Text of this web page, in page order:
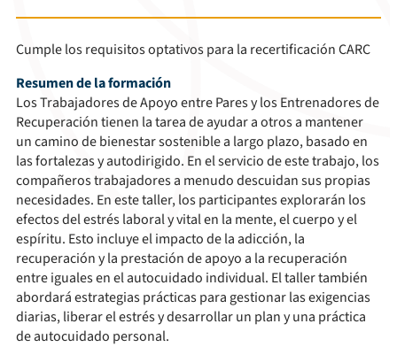
Cumple los requisitos optativos para la recertificación CARC
Resumen de la formación
Los Trabajadores de Apoyo entre Pares y los Entrenadores de
Recuperación tienen la tarea de ayudar a otros a mantener
un camino de bienestar sostenible a largo plazo, basado en
las fortalezas y autodirigido. En el servicio de este trabajo, los
compañeros trabajadores a menudo descuidan sus propias
necesidades. En este taller, los participantes explorarán los
efectos del estrés laboral y vital en la mente, el cuerpo y el
espíritu. Esto incluye el impacto de la adicción, la
recuperación y la prestación de apoyo a la recuperación
entre iguales en el autocuidado individual. El taller también
abordará estrategias prácticas para gestionar las exigencias
diarias, liberar el estrés y desarrollar un plan y una práctica
de autocuidado personal.